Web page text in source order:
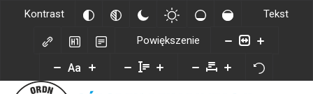
Kontrast Tekst
Powiększenie
Aa